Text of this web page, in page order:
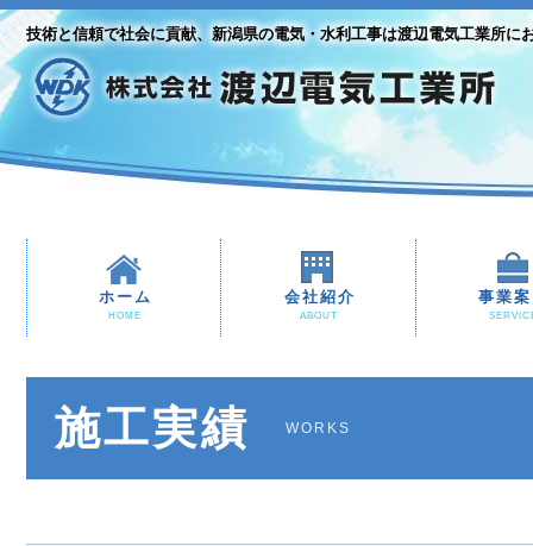
技術と信頼で社会に貢献、新潟県の電気・水利工事は渡辺電気工業所に
ホーム
HOME
会社紹介
ABOUT
事業
施工実績 WORKS